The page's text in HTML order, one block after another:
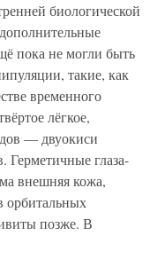
биологической
пока не могли быть
такие, как
временного
лёгкое,
— двуокиси
Герметичные глаза-
внешняя кожа,
орбитальных
позже. В